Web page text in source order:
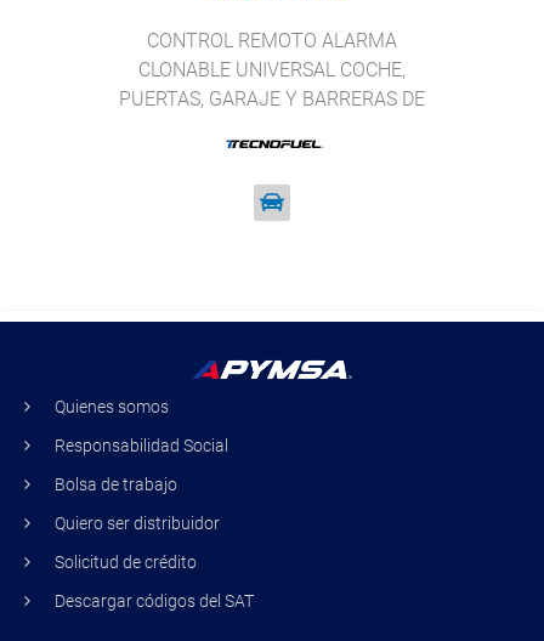
CONTROL REMOTO ALARMA
CLONABLE UNIVERSAL COCHE,
PUERTAS, GARAJE Y BARRERAS DE
Quienes somos
Responsabilidad Social
Bolsa de trabajo
Quiero ser distribuidor
Solicitud de crédito
Descargar códigos del SAT